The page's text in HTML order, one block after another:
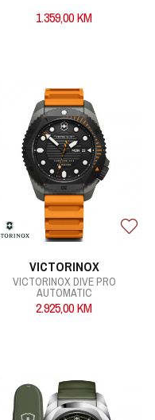
1.359,00KM
VICTORINOX
VICTORINOX DIVE PRO
AUTOMATIC
2.925,00KM